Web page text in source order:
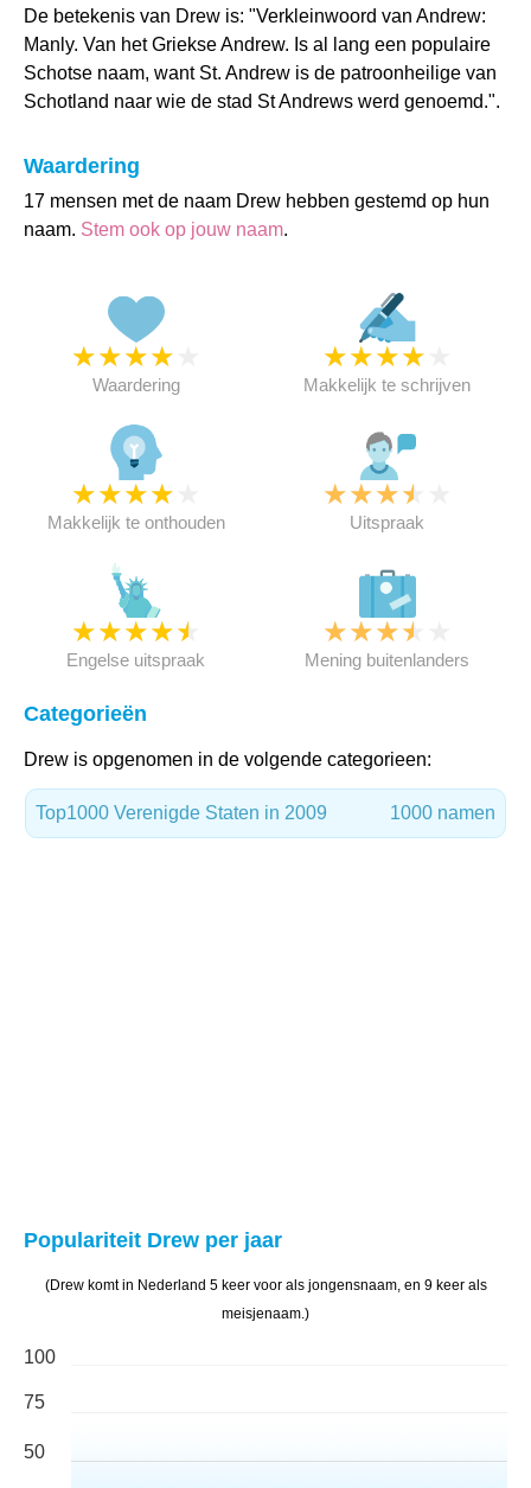
De betekenis van Drew is: "Verkleinwoord van Andrew:
Manly. Van het Griekse Andrew. Is al lang een populaire
Schotse naam, want St. Andrew is de patroonheilige van
Schotland naar wie de stad St Andrews werd genoemd.".
Waardering
17 mensen met de naam Drew hebben gestemd op hun
naam. Stem ook op jouw naam.
★★★★
Waardering
★★★★
Makkelijk te schrijven
★★★★
Makkelijk te onthouden
★★★★
Uitspraak
★★★★★
Engelse uitspraak
★★★★
Mening buitenlanders
Categorieën
Drew is opgenomen in de volgende categorieen:
Top1000 Verenigde Staten in 2009 1000 namen
Populariteit Drew per jaar
(Drew komt in Nederland 5 keer voor als jongensnaam, en 9 keer als
meisjenaam.)
100
75
50